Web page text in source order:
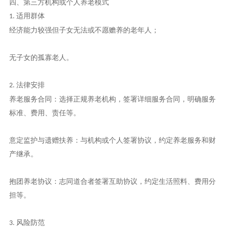
四、第三方机构或个人养老模式
1. 适用群体
经济能力较强但子女无法或不愿赡养的老年人；
无子女的孤寡老人。
2. 法律安排
养老服务合同：选择正规养老机构，签署详细服务合同，明确服务
标准、费用、责任等。
意定监护与遗赠扶养：与机构或个人签署协议，约定养老服务和财
产继承。
抱团养老协议：志同道合者签署互助协议，约定生活照料、费用分
担等。
3. 风险防范